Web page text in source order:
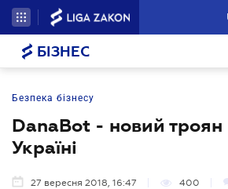
БІЗНЕС
Безпека бізнесу
DanaBot - новий троян
Україні
27 вересня 2018, 16:47 400